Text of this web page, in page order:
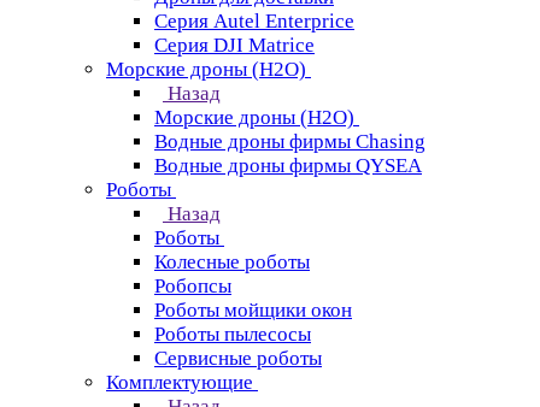
Серия Autel Enterprice
Серия DJI Matrice
Морские дроны (H2O)
Назад
Морские дроны (H2O)
Водные дроны фирмы Chasing
Водные дроны фирмы QYSEA
Роботы
Назад
Роботы
Колесные роботы
Робопсы
Роботы мойщики окон
Роботы пылесосы
Сервисные роботы
Комплектующие